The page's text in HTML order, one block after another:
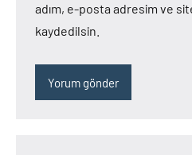
adım, e-posta adresim ve
kaydedilsin.